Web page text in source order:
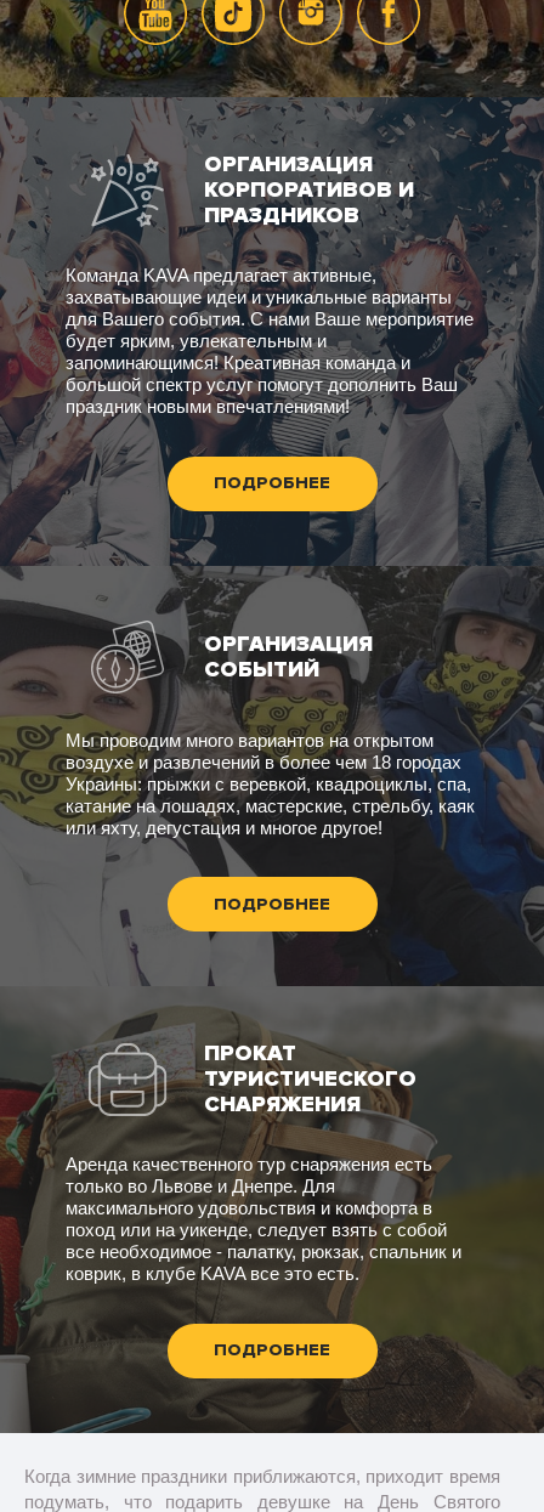
ОРГАНИЗАЦИЯ
КОРПОРАТИВОВ И
ПРАЗДНИКОВ
Команда KAVA предлагает активные,
захватывающие идеи и уникальные варианты
для Вашего события. С нами Ваше мероприятие
будет ярким, увлекательным и
запоминающимся! Креативная команда и
большой спектр услуг помогут дополнить Ваш
праздник новыми впечатлениями!
ПОДРОБНЕЕ
ОРГАНИЗАЦИЯ
СОБЫТИЙ
Мы проводим много вариантов на открытом
воздухе и развлечений в более чем 18 городах
Украины: прыжки с веревкой, квадроциклы, спа,
катание на лошадях, мастерские, стрельбу, каяк
или яхту, дегустация и многое другое!
ПОДРОБНЕЕ
ПРОКАТ
ТУРИСТИЧЕСКОГО
СНАРЯЖЕНИЯ
Аренда качественного тур снаряжения есть
только во Львове и Днепре. Для
максимального удовольствия и комфорта в
поход или на уикенде, следует взять с собой
все необходимое - палатку, рюкзак, спальник и
коврик, в клубе KAVA все это есть.
ПОДРОБНЕЕ
Когда зимние праздники приближаются, приходит время
подумать, что подарить девушке на День Святого